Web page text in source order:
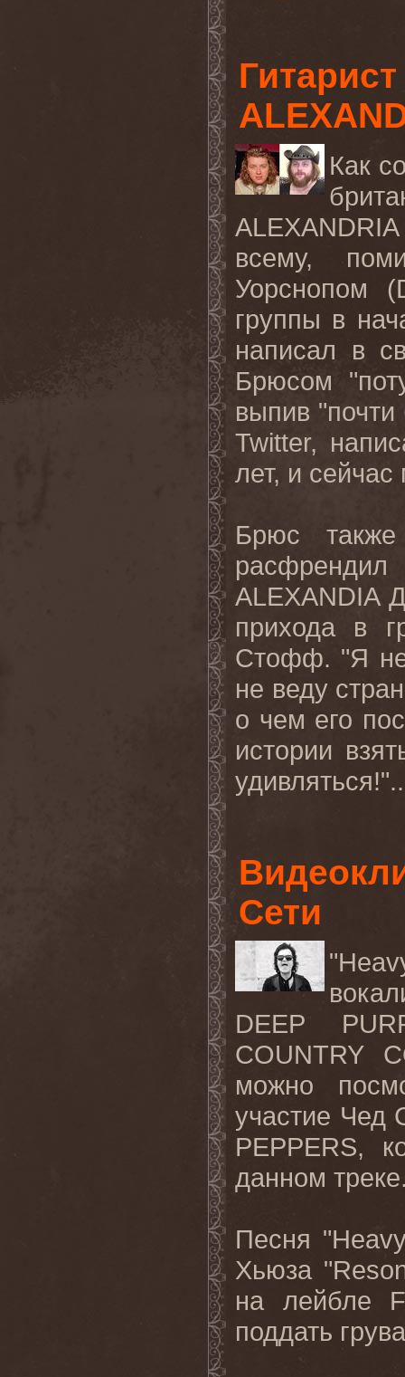
Как
ALEXANDRIA
всему,
Уорснопом (
группы в
написал в
Брюсом
выпив
Twitter,
лет, и
Брюс
ALEXANDIA
прихода в
Стофф. "Я не
не веду
о чем его
истории
Сети
"
DEEP
COUNTRY
можно
участие Чед
PEPPERS,
данном
Песня "
Хьюза "
на лейбле
поддать